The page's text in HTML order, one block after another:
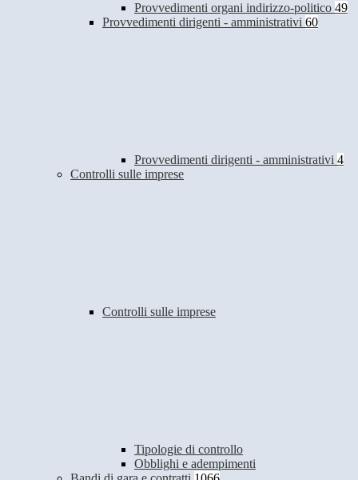
Provvedimenti organi indirizzo-politico 49
Provvedimenti dirigenti - amministrativi 60
Provvedimenti dirigenti - amministrativi 4
Controlli sulle imprese
Controlli sulle imprese
Tipologie di controllo
Obblighi e adempimenti